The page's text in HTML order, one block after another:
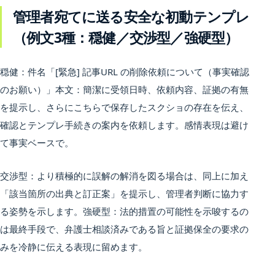
管理者宛てに送る安全な初動テンプレ
（例文3種：穏健／交渉型／強硬型）
穏健：件名「[緊急] 記事URL の削除依頼について（事実確認
のお願い）」本文：簡潔に受領日時、依頼内容、証拠の有無
を提示し、さらにこちらで保存したスクショの存在を伝え、
確認とテンプレ手続きの案内を依頼します。感情表現は避け
て事実ベースで。
交渉型：より積極的に誤解の解消を図る場合は、同上に加え
「該当箇所の出典と訂正案」を提示し、管理者判断に協力す
る姿勢を示します。強硬型：法的措置の可能性を示唆するの
は最終手段で、弁護士相談済みである旨と証拠保全の要求の
みを冷静に伝える表現に留めます。